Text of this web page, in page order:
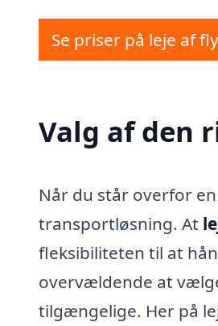
Se priser på leje af
Valg af den
Når du står overfor
transportløsning. At
fleksibiliteten til at
overvældende at
tilgængelige. Her på